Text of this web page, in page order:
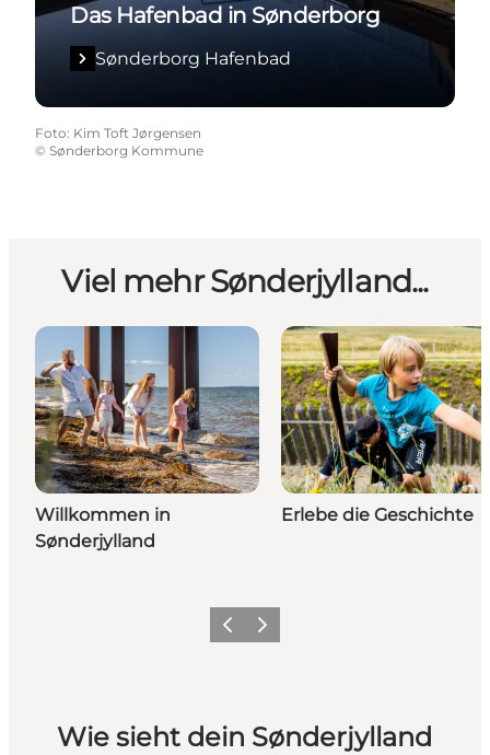
Das Hafenbad in Sønderborg
Sønderborg Hafenbad
Foto: Kim Toft Jørgensen
© Sønderborg Kommune
Viel mehr Sønderjylland...
Willkommen in
Sønderjylland
Erlebe die Geschichte
ZurückWeiter
Wie sieht dein Sønderjylland